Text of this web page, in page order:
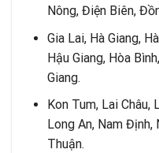
Nông, Điện Biên,
Gia Lai, Hà Giang,
Hậu Giang, Hòa
Giang.
Kon Tum, Lai Châu,
Long An, Nam Định,
Thuận.